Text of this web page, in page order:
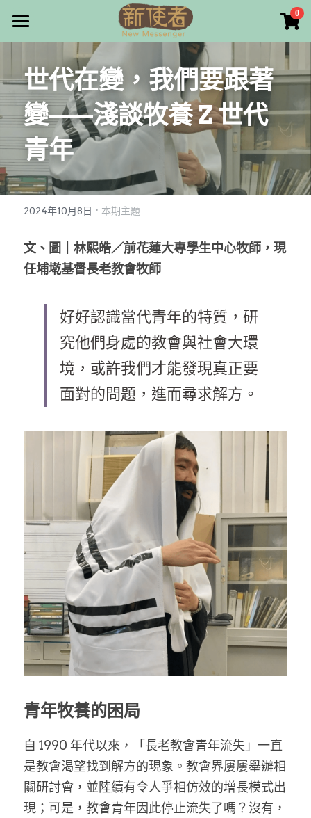
0
最新消息
關於我們
雜誌目錄
雜誌專欄
最新文章
編者的話
本期主題
大專世界
乘著夢想去旅行
成長部落格
特稿
解惑之窗
母語葡萄園
神學淺說
信仰生活
好書櫥窗
厝邊頭尾
家書
畫話人生
寫寫畫畫
漫畫
訂購/奉獻/廣告刊登
好站連結
Facebook
搜索
奉獻支持
世代在變，我們要跟著
變——淺談牧養 Z 世代
青年
2024年10月8日 · 本期主題
文、圖｜林熙皓／前花蓮大專學生中心牧師，現
任埔墘基督長老教會牧師
好好認識當代青年的特質，研
究他們身處的教會與社會大環
境，或許我們才能發現真正要
面對的問題，進而尋求解方。
青年牧養的困局
自 1990 年代以來，「長老教會青年流失」一直
是教會渴望找到解方的現象。教會界屢屢舉辦相
關研討會，並陸續有令人爭相仿效的增長模式出
現；可是，教會青年因此停止流失了嗎？沒有，
×
商品分類
所有商品分類